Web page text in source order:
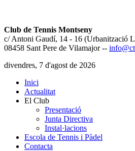
Club de Tennis Montseny
c/ Antoni Gaudí, 14 - 16 (Urbanització
08458 Sant Pere de Vilamajor --
divendres, 7 d'agost de 2026
Inici
Actualitat
El Club
Presentació
Junta Directiva
Instal·lacions
Escola de Tennis i Pàdel
Contacta